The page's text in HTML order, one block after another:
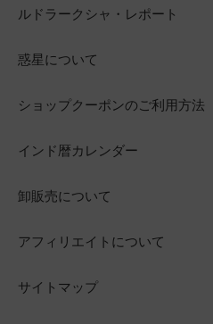
ルドラークシャ・レポート
惑星について
ショップクーポンのご利用方法
インド暦カレンダー
卸販売について
アフィリエイトについて
サイトマップ